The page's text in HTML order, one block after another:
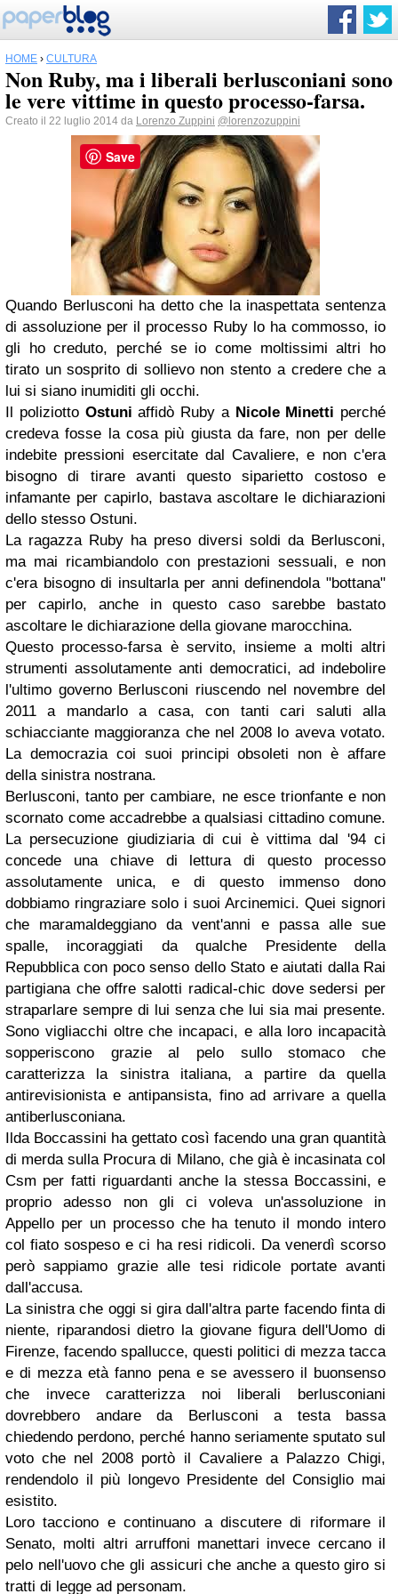
HOME › CULTURA
Non Ruby, ma i liberali berlusconiani sono
le vere vittime in questo processo-farsa.
Creato il 22 luglio 2014 da Lorenzo Zuppini @lorenzozuppini
Quando Berlusconi ha detto che la inaspettata sentenza
di assoluzione per il processo Ruby lo ha commosso, io
gli ho creduto, perché se io come moltissimi altri ho
tirato un sosprito di sollievo non stento a credere che a
lui si siano inumiditi gli occhi.
Il poliziotto Ostuni affidò Ruby a Nicole Minetti perché
credeva fosse la cosa più giusta da fare, non per delle
indebite pressioni esercitate dal Cavaliere, e non c'era
bisogno di tirare avanti questo siparietto costoso e
infamante per capirlo, bastava ascoltare le dichiarazioni
dello stesso Ostuni.
La ragazza Ruby ha preso diversi soldi da Berlusconi,
ma mai ricambiandolo con prestazioni sessuali, e non
c'era bisogno di insultarla per anni definendola "bottana"
per capirlo, anche in questo caso sarebbe bastato
ascoltare le dichiarazione della giovane marocchina.
Questo processo-farsa è servito, insieme a molti altri
strumenti assolutamente anti democratici, ad indebolire
l'ultimo governo Berlusconi riuscendo nel novembre del
2011 a mandarlo a casa, con tanti cari saluti alla
schiacciante maggioranza che nel 2008 lo aveva votato.
La democrazia coi suoi principi obsoleti non è affare
della sinistra nostrana.
Berlusconi, tanto per cambiare, ne esce trionfante e non
scornato come accadrebbe a qualsiasi cittadino comune.
La persecuzione giudiziaria di cui è vittima dal '94 ci
concede una chiave di lettura di questo processo
assolutamente unica, e di questo immenso dono
dobbiamo ringraziare solo i suoi Arcinemici. Quei signori
che maramaldeggiano da vent'anni e passa alle sue
spalle, incoraggiati da qualche Presidente della
Repubblica con poco senso dello Stato e aiutati dalla Rai
partigiana che offre salotti radical-chic dove sedersi per
straparlare sempre di lui senza che lui sia mai presente.
Sono vigliacchi oltre che incapaci, e alla loro incapacità
sopperiscono grazie al pelo sullo stomaco che
caratterizza la sinistra italiana, a partire da quella
antirevisionista e antipansista, fino ad arrivare a quella
antiberlusconiana.
Ilda Boccassini ha gettato così facendo una gran quantità
di merda sulla Procura di Milano, che già è incasinata col
Csm per fatti riguardanti anche la stessa Boccassini, e
proprio adesso non gli ci voleva un'assoluzione in
Appello per un processo che ha tenuto il mondo intero
col fiato sospeso e ci ha resi ridicoli. Da venerdì scorso
però sappiamo grazie alle tesi ridicole portate avanti
dall'accusa.
La sinistra che oggi si gira dall'altra parte facendo finta di
niente, riparandosi dietro la giovane figura dell'Uomo di
Firenze, facendo spallucce, questi politici di mezza tacca
e di mezza età fanno pena e se avessero il buonsenso
che invece caratterizza noi liberali berlusconiani
dovrebbero andare da Berlusconi a testa bassa
chiedendo perdono, perché hanno seriamente sputato sul
voto che nel 2008 portò il Cavaliere a Palazzo Chigi,
rendendolo il più longevo Presidente del Consiglio mai
esistito.
Loro tacciono e continuano a discutere di riformare il
Senato, molti altri arruffoni manettari invece cercano il
pelo nell'uovo che gli assicuri che anche a questo giro si
tratti di legge ad personam.
Save